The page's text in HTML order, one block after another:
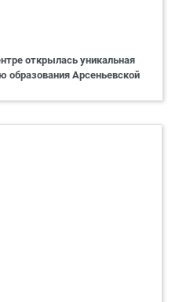
открылась уникальная
образования Арсеньевской